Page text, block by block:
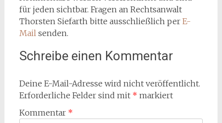
für jeden sichtbar. Fragen an Rechtsanwalt
Thorsten Siefarth bitte ausschließlich per E-
Mailsenden.
Schreibe einen Kommentar
Deine E-Mail-Adresse wird nicht veröffentlicht.
Erforderliche Felder sind mit * markiert
Kommentar *